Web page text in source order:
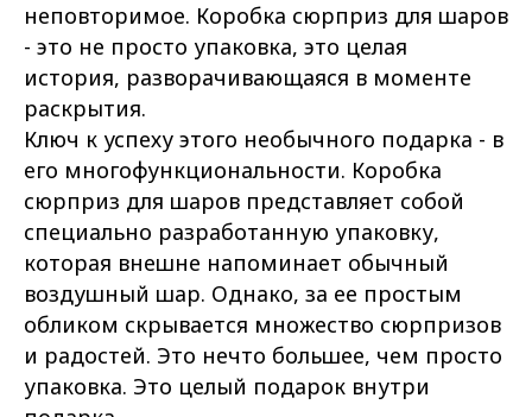
неповторимое. Коробка сюрприз для шаров
- это не просто упаковка, это целая
история, разворачивающаяся в моменте
раскрытия.
Ключ к успеху этого необычного подарка - в
его многофункциональности. Коробка
сюрприз для шаров представляет собой
специально разработанную упаковку,
которая внешне напоминает обычный
воздушный шар. Однако, за ее простым
обликом скрывается множество сюрпризов
и радостей. Это нечто большее, чем просто
упаковка. Это целый подарок внутри